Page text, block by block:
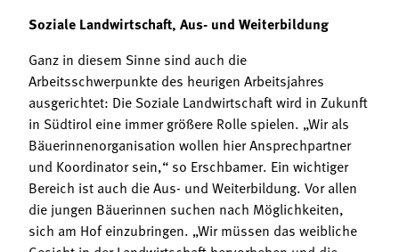
Soziale Landwirtschaft, Aus- und Weiterbildung
Ganz in diesem Sinne sind auch die
Arbeitsschwerpunkte des heurigen Arbeitsjahres
ausgerichtet: Die Soziale Landwirtschaft wird in Zukunft
in Südtirol eine immer größere Rolle spielen. „Wir als
Bäuerinnenorganisation wollen hier Ansprechpartner
und Koordinator sein,“ so Erschbamer. Ein wichtiger
Bereich ist auch die Aus- und Weiterbildung. Vor allen
die jungen Bäuerinnen suchen nach Möglichkeiten,
sich am Hof einzubringen. „Wir müssen das weibliche